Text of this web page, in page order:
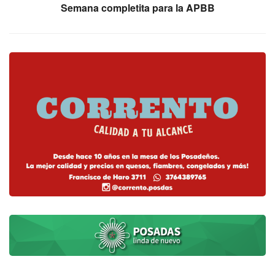
Semana completita para la APBB